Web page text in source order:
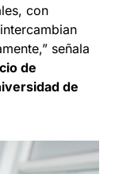
con
señala
de
de